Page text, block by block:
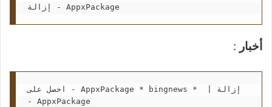
إزالة - AppxPackage
أخبار :
احصل على - AppxPackage * bingnews *  | إزالة
- AppxPackage